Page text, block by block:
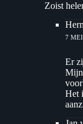
Zoist
7
Er
Mijn
Het